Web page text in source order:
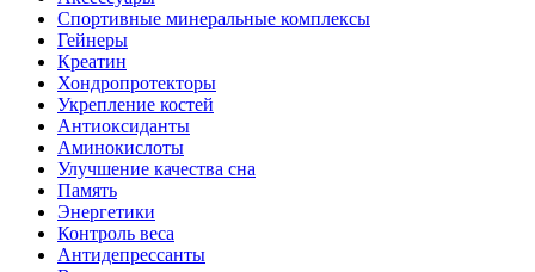
Спортивные минеральные комплексы
Гейнеры
Креатин
Хондропротекторы
Укрепление костей
Антиоксиданты
Аминокислоты
Улучшение качества сна
Память
Энергетики
Контроль веса
Антидепрессанты